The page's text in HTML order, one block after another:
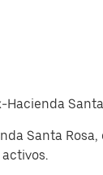
Santa
Santa